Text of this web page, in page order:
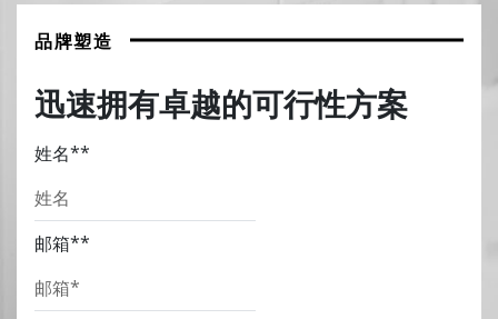
品牌塑造
迅速拥有卓越的可行性方案
姓名**
邮箱**